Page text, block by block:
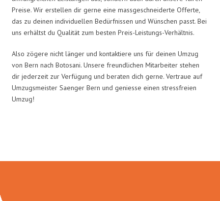
Preise. Wir erstellen dir gerne eine massgeschneiderte Offerte,
das zu deinen individuellen Bedürfnissen und Wünschen passt. Bei
uns erhältst du Qualität zum besten Preis-Leistungs-Verhältnis.
Also zögere nicht länger und kontaktiere uns für deinen Umzug
von Bern nach Botosani. Unsere freundlichen Mitarbeiter stehen
dir jederzeit zur Verfügung und beraten dich gerne. Vertraue auf
Umzugsmeister Saenger Bern und geniesse einen stressfreien
Umzug!